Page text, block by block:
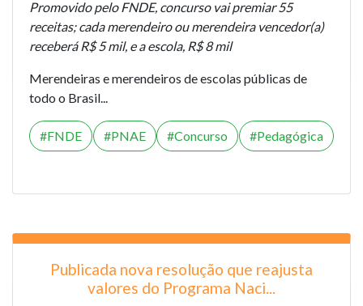
Promovido pelo FNDE, concurso vai premiar 55
receitas; cada merendeiro ou merendeira vencedor(a)
receberá R$ 5 mil, e a escola, R$ 8 mil
Merendeiras e merendeiros de escolas públicas de
todo o Brasil...
FNDE PNAE Concurso Pedagógica
Publicada nova resolução que reajusta
valores do Programa Naci...